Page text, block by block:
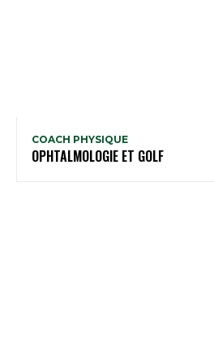
COACH PHYSIQUE
OPHTALMOLOGIE ET GOLF